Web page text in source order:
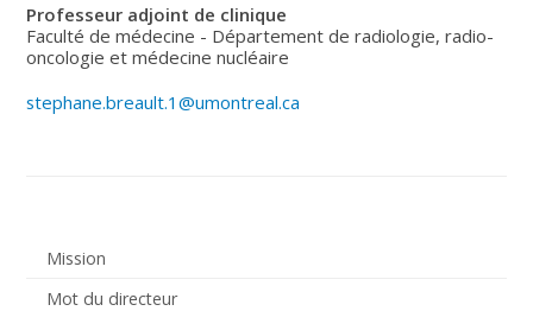
Mission
Mot du directeur
Professeur adjoint de clinique
Faculté de médecine - Département de radiologie, radio-
oncologie et médecine nucléaire
stephane.breault.1@umontreal.ca